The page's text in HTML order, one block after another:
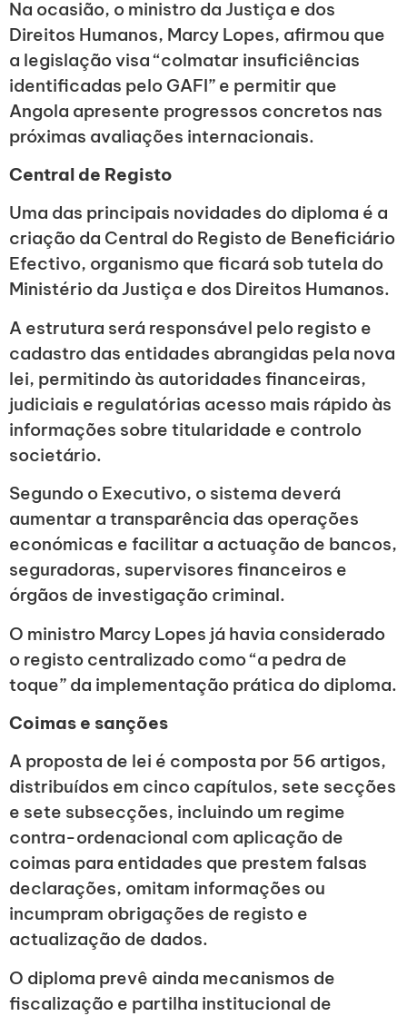
Na ocasião, o ministro da Justiça e dos
Direitos Humanos, Marcy Lopes, afirmou que
a legislação visa “colmatar insuficiências
identificadas pelo GAFI” e permitir que
Angola apresente progressos concretos nas
próximas avaliações internacionais.
Central de Registo
Uma das principais novidades do diploma é a
criação da Central do Registo de Beneficiário
Efectivo, organismo que ficará sob tutela do
Ministério da Justiça e dos Direitos Humanos.
A estrutura será responsável pelo registo e
cadastro das entidades abrangidas pela nova
lei, permitindo às autoridades financeiras,
judiciais e regulatórias acesso mais rápido às
informações sobre titularidade e controlo
societário.
Segundo o Executivo, o sistema deverá
aumentar a transparência das operações
económicas e facilitar a actuação de bancos,
seguradoras, supervisores financeiros e
órgãos de investigação criminal.
O ministro Marcy Lopes já havia considerado
o registo centralizado como “a pedra de
toque” da implementação prática do diploma.
Coimas e sanções
A proposta de lei é composta por 56 artigos,
distribuídos em cinco capítulos, sete secções
e sete subsecções, incluindo um regime
contra-ordenacional com aplicação de
coimas para entidades que prestem falsas
declarações, omitam informações ou
incumpram obrigações de registo e
actualização de dados.
O diploma prevê ainda mecanismos de
fiscalização e partilha institucional de